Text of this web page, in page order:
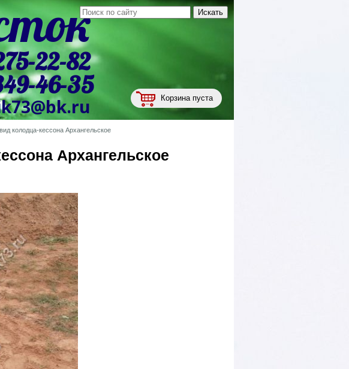
Корзина пуста
22-82
46-35
колодца-кессона Архангельское
Архангельское